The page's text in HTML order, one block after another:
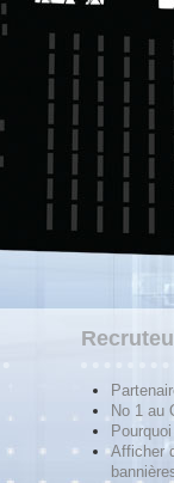
No 1 au
Afficher